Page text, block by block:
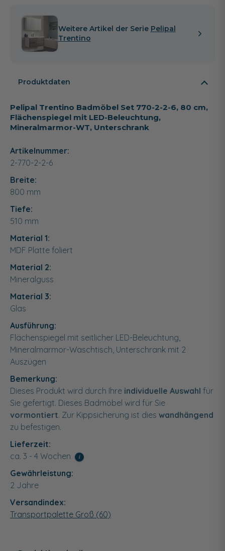
Weitere Artikel der Serie Pelipal
Trentino
Produktdaten
Pelipal Trentino Badmöbel Set 770-2-2-6, 80 cm,
Flächenspiegel mit LED-Beleuchtung,
Mineralmarmor-WT, Unterschrank
Artikelnummer:
2-770-2-2-6
Breite:
800 mm
Tiefe:
510 mm
Material 1:
MDF Platte foliert
Material 2:
Mineralguss
Material 3:
Glas
Ausführung:
Flächenspiegel mit seitlicher LED-Beleuchtung,
Mineralmarmor-Waschtisch, Unterschrank mit 2
Auszügen
Bemerkung:
Dieses Produkt wird durch Ihre individuelle Auswahl für
Sie gefertigt. Dieses Badmöbel wird für Sie
vormontiert. Zur Kippsicherung ist dies wandhängend
zu befestigen.
Lieferzeit:
ca. 3 - 4 Wochen
i
Gewährleistung:
2 Jahre
Versandindex:
Transportpalette Groß (60)